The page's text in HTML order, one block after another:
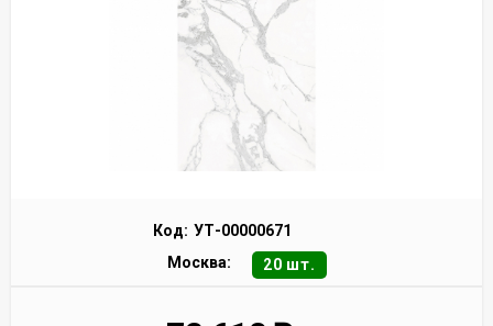
Код: УТ-00000671
Москва:
20 шт.